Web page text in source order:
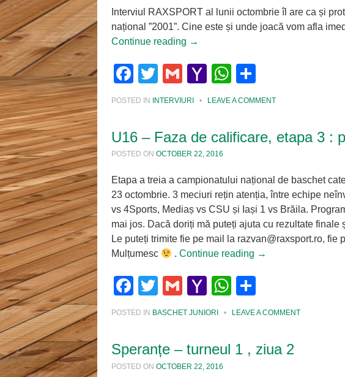
Interviul RAXSPORT al lunii octombrie îl are ca și
național ”2001”. Cine este și unde joacă vom afla
Continue reading →
Facebook
Twitter
GmailYahoo
Mail
WhatsApp
POSTED IN INTERVIURI • LEAVE A COMMENT
U16 – Faza de calificare, etapa 3 :
POSTED ON OCTOBER 22, 2016
Etapa a treia a campionatului național de baschet
23 octombrie. 3 meciuri rețin atenția, între echipe
vs 4Sports, Mediaș vs CSU și Iași 1 vs Brăila.
mai jos. Dacă doriți mă puteți ajuta cu rezultate finale
Le puteți trimite fie pe mail la razvan@raxsport.ro, fie
Mulțumesc
.Continue reading →
Facebook
Twitter
GmailYahoo
Mail
WhatsApp
POSTED IN BASCHET JUNIORI • LEAVE A COMMENT
Speranțe – turneul 1 , ziua 2
POSTED ON OCTOBER 22, 2016